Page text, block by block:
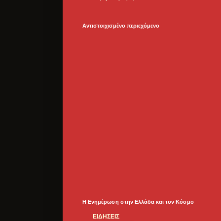
Αντιστοιχισμένο περιεχόμενο
Η Ενημέρωση στην Ελλάδα και τoν Κόσμο
ΕΙΔΗΣΕΙΣ